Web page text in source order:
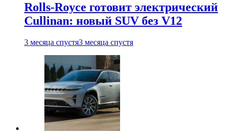
Rolls-Royce готовит электрический
Cullinan: новый SUV без V12
3 месяца спустя3 месяца спустя